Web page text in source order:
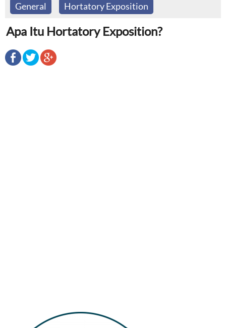
General Hortatory Exposition
Apa Itu Hortatory Exposition?